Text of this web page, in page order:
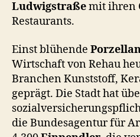
Ludwigstraßemit ihren
Restaurants.
Einst blühende
Wirtschaft von Rehau
Branchen Kunststoff,
geprägt. Die Stadt hat
die Bundesagentur für